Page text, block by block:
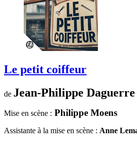
Le petit coiffeur
de Jean-Philippe Daguerre
Mise en scène : Philippe Moens
Assistante à la mise en scène : Anne